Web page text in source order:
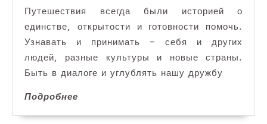
Путешествия всегда были историей о
единстве, открытости и готовности помочь.
Узнавать и принимать – себя и других
людей, разные культуры и новые страны.
Быть в диалоге и углублять нашу дружбу
Подробнее